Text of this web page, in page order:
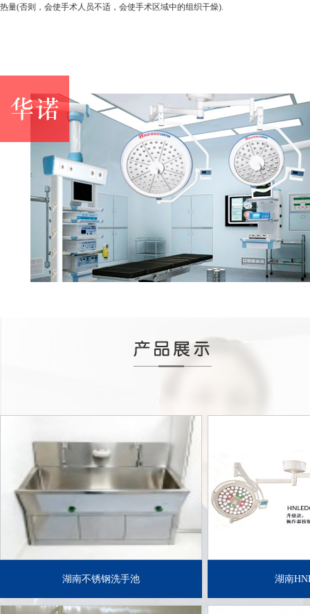
热量(否则，会使手术人员不适，会使手术区域中的组织干燥).
湖南不锈钢洗手池
了解详情+
湖南
了